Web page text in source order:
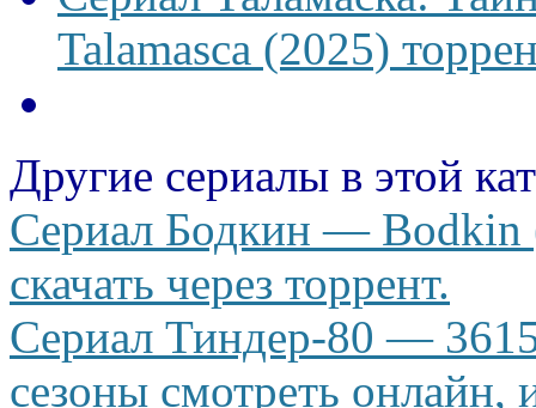
Talamasca (2025)
Другие сериалы в этой
Сериал Бодкин — Bodkin
скачать через торрент.
Сериал Тиндер-80 —
сезоны смотреть онлайн,